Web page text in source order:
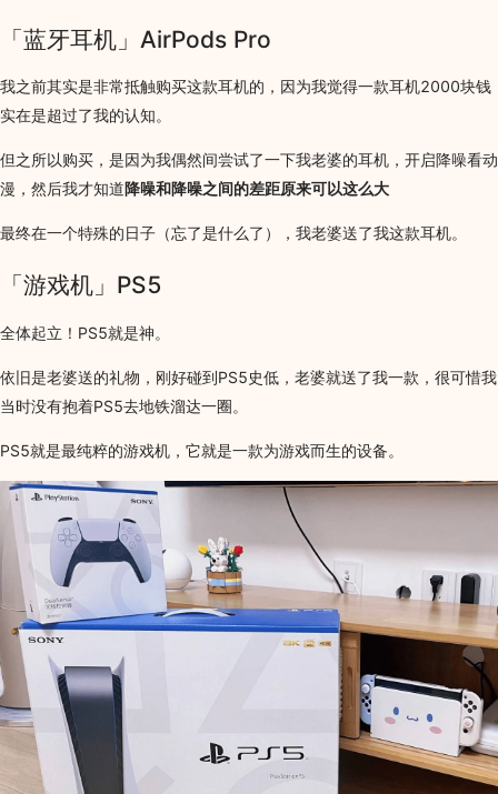
「蓝牙耳机」AirPods Pro
我之前其实是非常抵触购买这款耳机的，因为我觉得一款耳机2000块钱
实在是超过了我的认知。
但之所以购买，是因为我偶然间尝试了一下我老婆的耳机，开启降噪看动
漫，然后我才知道降噪和降噪之间的差距原来可以这么大
最终在一个特殊的日子（忘了是什么了），我老婆送了我这款耳机。
「游戏机」PS5
全体起立！PS5就是神。
依旧是老婆送的礼物，刚好碰到PS5史低，老婆就送了我一款，很可惜我
当时没有抱着PS5去地铁溜达一圈。
PS5就是最纯粹的游戏机，它就是一款为游戏而生的设备。